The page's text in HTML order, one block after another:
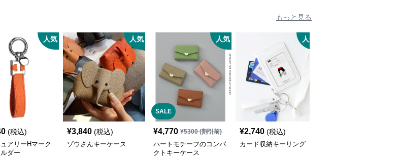
もっと見る
人気
(税込)
アリーHマーク
ダー
人気
¥3,840 (税込)
ゾウさんキーケース
SALE
人気
¥4,770 ¥5300(割引前)
ハートモチーフのコンパ
クトキーケース
人気
¥2,740 (税込)
カード収納キーリング